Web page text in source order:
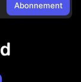
Abonnement